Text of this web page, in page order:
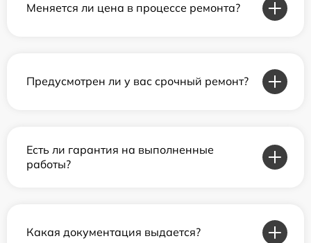
Меняется ли цена в процессе ремонта?
Предусмотрен ли у вас срочный ремонт?
Есть ли гарантия на выполненные
работы?
Какая документация выдается?